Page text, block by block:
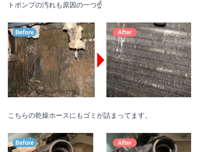
トポンプの汚れも原因の一つ☝️
こちらの乾燥ホースにもゴミが詰まってます。